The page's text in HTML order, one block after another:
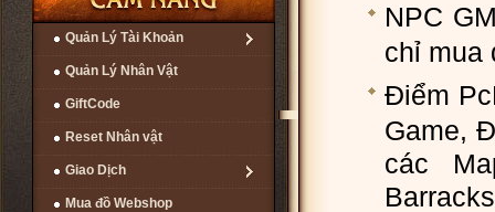
Quản Lý Tài Khoản
Quản Lý Nhân Vật
GiftCode
Reset Nhân vật
Giao Dịch
Mua đồ Webshop
NPC
chỉ mua
Điểm
Game,
các